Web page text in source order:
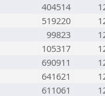
404514
519220
99823
105317
690911
641621
611061